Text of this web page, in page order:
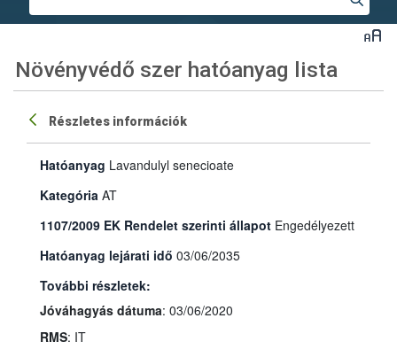
Növényvédő szer hatóanyag lista
Részletes információk
Hatóanyag Lavandulyl senecioate
Kategória AT
1107/2009 EK Rendelet szerinti állapot Engedélyezett
Hatóanyag lejárati idő 03/06/2035
További részletek:
Jóváhagyás dátuma: 03/06/2020
RMS: IT